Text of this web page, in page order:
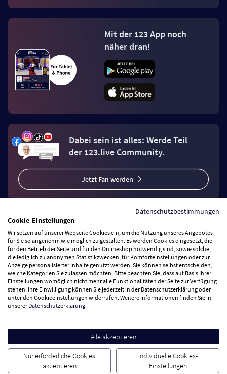
Mit der 123 App noch
näher dran!
Dabei sein ist alles: Werde Teil
der 123.live Community.
Jetzt Fan werden
Vertrag widerrufen
Zahlungsarten
Wir versenden mit
Besuchen Sie uns
Cookie Einstellungen AGB Datenschutz Impressum
Datenschutzbestimmungen
Cookie-Einstellungen
Wir setzen auf unserer Webseite Cookies ein, um die Nutzung unseres Angebotes
für Sie so angenehm wie möglich zu gestalten. Es werden Cookies eingesetzt, die
für den Betrieb der Seite und für den Onlineshop notwendig sind, sowie solche,
die lediglich zu anonymen Statistikzwecken, für Komforteinstellungen oder zur
Anzeige personalisierter Inhalte genutzt werden. Sie können selbst entscheiden,
welche Kategorien Sie zulassen möchten. Bitte beachten Sie, dass auf Basis Ihrer
Einstellungen womöglich nicht mehr alle Funktionalitäten der Seite zur Verfügung
stehen. Ihre Einwilligung können Sie jederzeit in der Datenschutzerklärung oder
unter den Cookieeinstellungen widerrufen. Weitere Informationen finden Sie in
unsererDatenschutzerklärung.
Alle akzeptieren
Nur erforderliche Cookies
akzeptieren
Individuelle Cookies-
Einstellungen